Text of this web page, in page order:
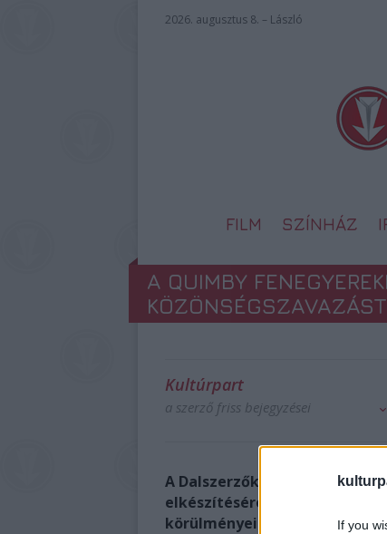
If you
2026. augusztus 8. – László
FILM SZÍNHÁZ
A QUIMBY
KÖZÖNSÉGSZAVAZÁST
Kultúrpart
a szerző friss bejegyzései
A Dalszerzők Napja
elkészítésére, ahol maguk
körülményeit.
Varga